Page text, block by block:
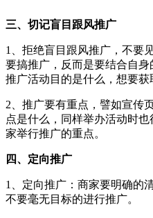
三、切记盲目跟风推广
1、拒绝盲目跟风推广，不要
要搞推广，反而是要结合自
推广活动目的是什么，想要获
2、推广要有重点，譬如宣传
点是什么，同样举办活动时
家举行推广的重点。
四、定向推广
1、定向推广：商家要明确的
不要毫无目标的进行推广。